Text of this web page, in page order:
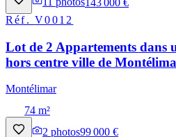
Réf.V0012
Lot de 2 Appartements dans
hors centre ville de
Montélimar
74 m²
2 photos99 000 €